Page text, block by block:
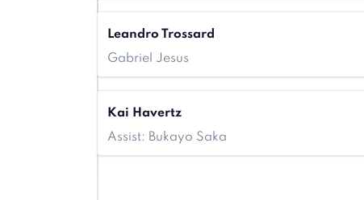
Leandro Trossard
Gabriel Jesus
Kai Havertz
Assist: Bukayo Saka